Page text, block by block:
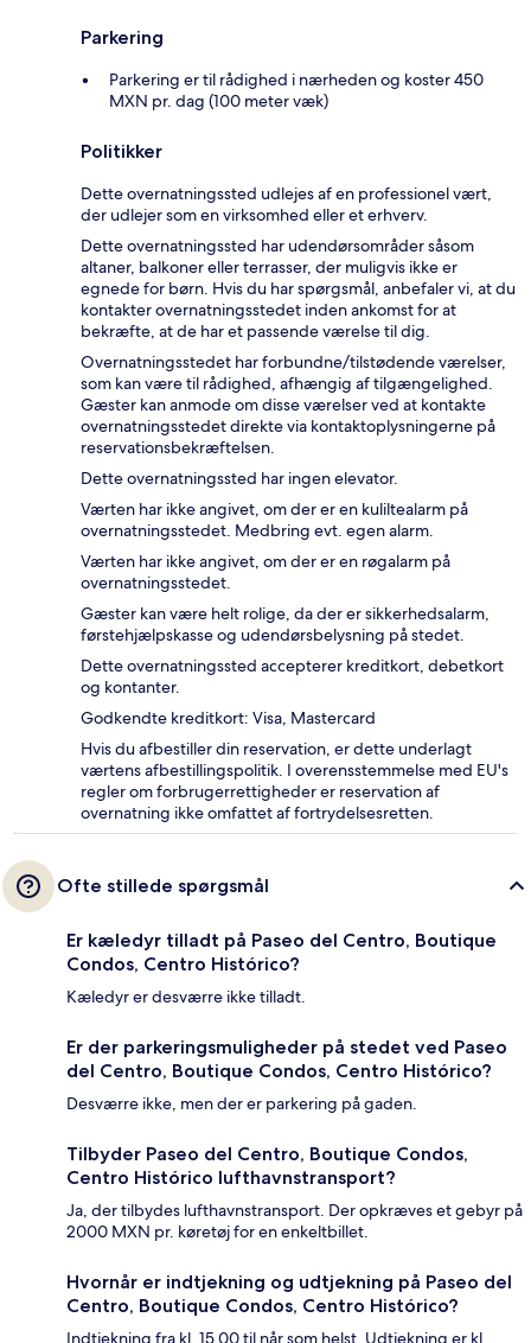
Parkering
Parkering er til rådighed i nærheden og koster 450
MXN pr. dag (100 meter væk)
Politikker
Dette overnatningssted udlejes af en professionel vært,
der udlejer som en virksomhed eller et erhverv.
Dette overnatningssted har udendørsområder såsom
altaner, balkoner eller terrasser, der muligvis ikke er
egnede for børn. Hvis du har spørgsmål, anbefaler vi, at du
kontakter overnatningsstedet inden ankomst for at
bekræfte, at de har et passende værelse til dig.
Overnatningsstedet har forbundne/tilstødende værelser,
som kan være til rådighed, afhængig af tilgængelighed.
Gæster kan anmode om disse værelser ved at kontakte
overnatningsstedet direkte via kontaktoplysningerne på
reservationsbekræftelsen.
Dette overnatningssted har ingen elevator.
Værten har ikke angivet, om der er en kuliltealarm på
overnatningsstedet. Medbring evt. egen alarm.
Værten har ikke angivet, om der er en røgalarm på
overnatningsstedet.
Gæster kan være helt rolige, da der er sikkerhedsalarm,
førstehjælpskasse og udendørsbelysning på stedet.
Dette overnatningssted accepterer kreditkort, debetkort
og kontanter.
Godkendte kreditkort: Visa, Mastercard
Hvis du afbestiller din reservation, er dette underlagt
værtens afbestillingspolitik. I overensstemmelse med EU's
regler om forbrugerrettigheder er reservation af
overnatning ikke omfattet af fortrydelsesretten.
Ofte stillede spørgsmål
Er kæledyr tilladt på Paseo del Centro, Boutique
Condos, Centro Histórico?
Kæledyr er desværre ikke tilladt.
Er der parkeringsmuligheder på stedet ved Paseo
del Centro, Boutique Condos, Centro Histórico?
Desværre ikke, men der er parkering på gaden.
Tilbyder Paseo del Centro, Boutique Condos,
Centro Histórico lufthavnstransport?
Ja, der tilbydes lufthavnstransport. Der opkræves et gebyr på
2000 MXN pr. køretøj for en enkeltbillet.
Hvornår er indtjekning og udtjekning på Paseo del
Centro, Boutique Condos, Centro Histórico?
Indtjekning fra kl. 15.00 til når som helst. Udtjekning er kl.